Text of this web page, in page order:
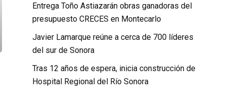
Entrega Toño Astiazarán obras ganadoras del
presupuesto CRECES en Montecarlo
Javier Lamarque reúne a cerca de 700 líderes
del sur de Sonora
Tras 12 años de espera, inicia construcción de
Hospital Regional del Río Sonora